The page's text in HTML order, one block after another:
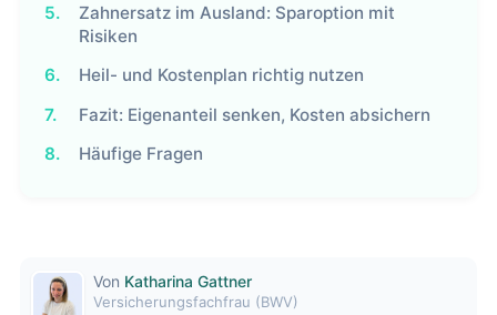
5.
Zahnersatz im Ausland: Sparoption mit
Risiken
6.
Heil- und Kostenplan richtig nutzen
7.
Fazit: Eigenanteil senken, Kosten absichern
8.
Häufige Fragen
Von Katharina Gattner
Versicherungsfachfrau (BWV)